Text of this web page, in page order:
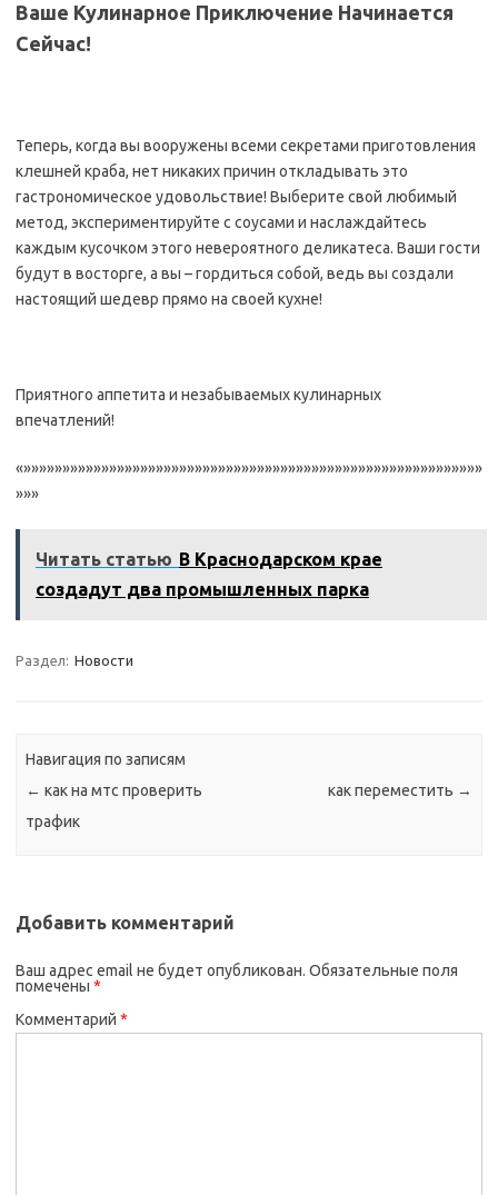
Ваше Кулинарное Приключение Начинается
Сейчас!
Теперь, когда вы вооружены всеми секретами приготовления
клешней краба, нет никаких причин откладывать это
гастрономическое удовольствие! Выберите свой любимый
метод, экспериментируйте с соусами и наслаждайтесь
каждым кусочком этого невероятного деликатеса. Ваши гости
будут в восторге, а вы – гордиться собой, ведь вы создали
настоящий шедевр прямо на своей кухне!
Приятного аппетита и незабываемых кулинарных
впечатлений!
«»»»»»»»»»»»»»»»»»»»»»»»»»»»»»»»»»»»»»»»»»»»»»»»»»»»»»»»»»»»
»»»
Читать статью В Краснодарском крае
создадут два промышленных парка
Раздел: Новости
Навигация по записям
← как на мтс проверить
трафик
как переместить →
Добавить комментарий
Ваш адрес email не будет опубликован. Обязательные поля
помечены *
Комментарий *